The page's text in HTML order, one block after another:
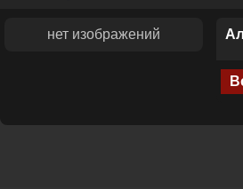
нет изображений